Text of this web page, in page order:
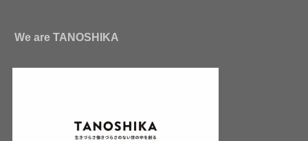
We are TANOSHIKA